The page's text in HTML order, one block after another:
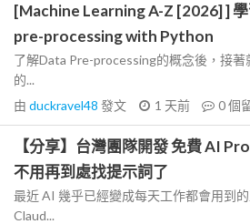
[Machine Learning A-Z [2026] ]
pre-processing with Python
了解Data Pre-processing的概念後，接
的...
由 duckravel48 發文 1 天前 0個
【分享】台灣團隊開發 免費 AI
不用再到處找提示詞了
最近 AI 幾乎已經變成每天工作都會用到
Claud...